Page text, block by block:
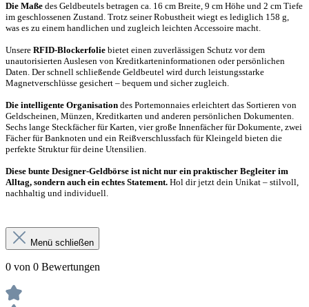
Die Maße des Geldbeutels betragen ca. 16 cm Breite, 9 cm Höhe und 2 cm Tiefe
im geschlossenen Zustand. Trotz seiner Robustheit wiegt es lediglich 158 g,
was es zu einem handlichen und zugleich leichten Accessoire macht.
Unsere RFID-Blockerfolie bietet einen zuverlässigen Schutz vor dem
unautorisierten Auslesen von Kreditkarteninformationen oder persönlichen
Daten. Der schnell schließende Geldbeutel wird durch leistungsstarke
Magnetverschlüsse gesichert – bequem und sicher zugleich.
Die intelligente Organisation des Portemonnaies erleichtert das Sortieren von
Geldscheinen, Münzen, Kreditkarten und anderen persönlichen Dokumenten.
Sechs lange Steckfächer für Karten, vier große Innenfächer für Dokumente, zwei
Fächer für Banknoten und ein Reißverschlussfach für Kleingeld bieten die
perfekte Struktur für deine Utensilien.
Diese bunte Designer-Geldbörse ist nicht nur ein praktischer Begleiter im
Alltag, sondern auch ein echtes Statement. Hol dir jetzt dein Unikat – stilvoll,
nachhaltig und individuell.
Menü schließen
0 von 0 Bewertungen